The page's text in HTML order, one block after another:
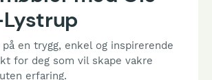
en trygg, enkel og inspirerende
for deg som vil skape vakre
erfaring.